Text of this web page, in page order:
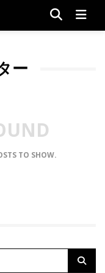
ー
TO SHOW.